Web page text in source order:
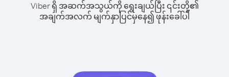
Viber ရှိ အဆက်အသွယ်ကို ရွေးချယ်ပြီး ၎င်းတို့၏
အချက်အလက် မျက်နှာပြင်မှနေ၍ ဖုန်းခေါ်ပါ